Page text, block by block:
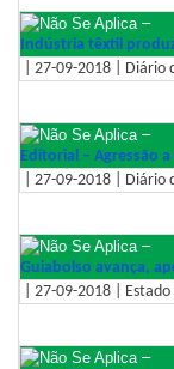
–
Indústria têxtil
| 27-09-2018 | Diário
–
Editorial – Agressão
| 27-09-2018 | Diário
–
Guiabolso avança,
| 27-09-2018 |
–